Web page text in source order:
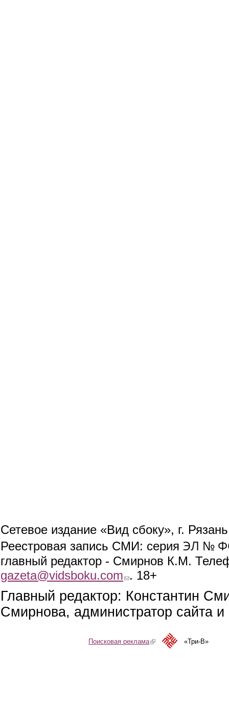
Сетевое издание «Вид сбоку», г.
Реестровая запись СМИ: серия ЭЛ №
главный редактор - Смирнов К.М.
gazeta@vidsboku.com (link sends e-mail)
. 18+
Главный редактор: Константин
Смирнова, администратор сайта
Поисковая реклама(link is external)«Три-В»